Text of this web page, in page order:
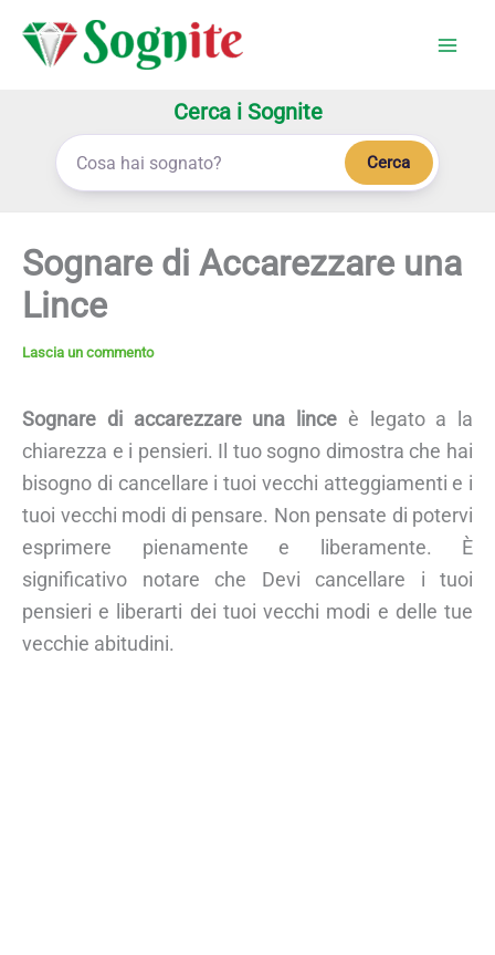
Cerca i Sognite
Cerca
Sognare di Accarezzare una
Lince
Lascia un commento
Sognare di accarezzare una lince è legato a la
chiarezza e i pensieri. Il tuo sogno dimostra che hai
bisogno di cancellare i tuoi vecchi atteggiamenti e i
tuoi vecchi modi di pensare. Non pensate di potervi
esprimere pienamente e liberamente. È
significativo notare che Devi cancellare i tuoi
pensieri e liberarti dei tuoi vecchi modi e delle tue
vecchie abitudini.